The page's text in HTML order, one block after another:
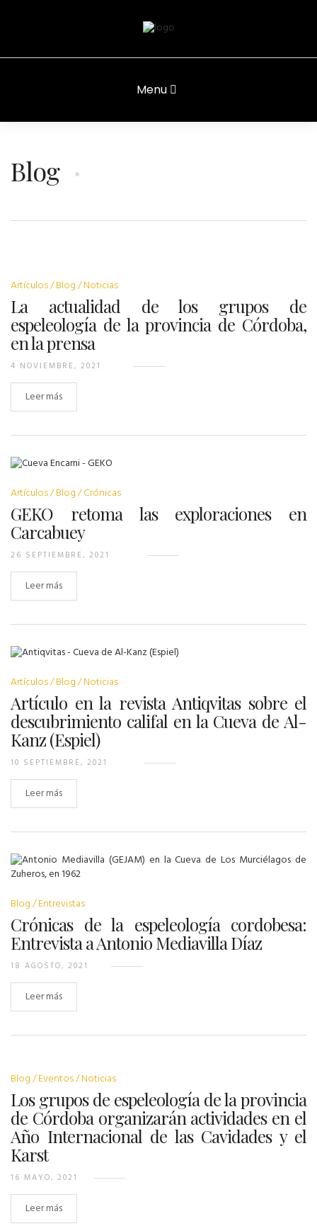
Menu
Blog
Artículos Blog Noticias
La actualidad de los grupos de
espeleología de la provincia de Córdoba,
en la prensa
4 NOVIEMBRE, 2021
Leer más
Artículos Blog Crónicas
GEKO retoma las exploraciones en
Carcabuey
26 SEPTIEMBRE, 2021
Leer más
Artículos Blog Noticias
Artículo en la revista Antiqvitas sobre el
descubrimiento califal en la Cueva de Al-
Kanz (Espiel)
10 SEPTIEMBRE, 2021
Leer más
Blog Entrevistas
Crónicas de la espeleología cordobesa:
Entrevista a Antonio Mediavilla Díaz
18 AGOSTO, 2021
Leer más
Blog Eventos Noticias
Los grupos de espeleología de la provincia
de Córdoba organizarán actividades en el
Año Internacional de las Cavidades y el
Karst
16 MAYO, 2021
Leer más